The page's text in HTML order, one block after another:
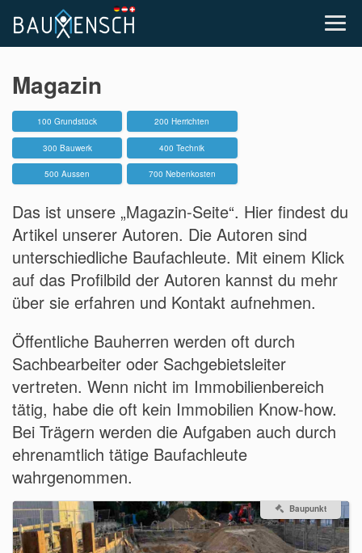
Magazin
100 Grundstück 200 Herrichten
300 Bauwerk 400 Technik
500 Aussen 700 Nebenkosten
Das ist unsere „Magazin-Seite“. Hier findest du
Artikel unserer Autoren. Die Autoren sind
unterschiedliche Baufachleute. Mit einem Klick
auf das Profilbild der Autoren kannst du mehr
über sie erfahren und Kontakt aufnehmen.
Öffentliche Bauherren werden oft durch
Sachbearbeiter oder Sachgebietsleiter
vertreten. Wenn nicht im Immobilienbereich
tätig, habe die oft kein Immobilien Know-how.
Bei Trägern werden die Aufgaben auch durch
ehrenamtlich tätige Baufachleute
wahrgenommen.
Baupunkt